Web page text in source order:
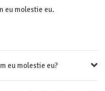
eu molestie eu.
eu molestie eu?